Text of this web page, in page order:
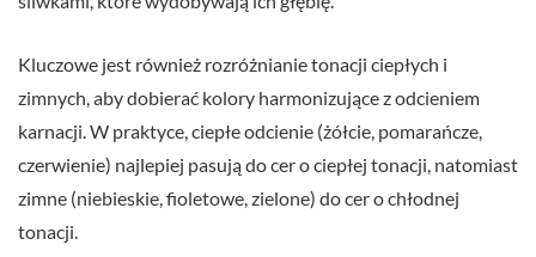
Kluczowe jest również rozróżnianie tonacji ciepłych i
zimnych, aby dobierać kolory harmonizujące z odcieniem
karnacji. W praktyce, ciepłe odcienie (żółcie, pomarańcze,
czerwienie) najlepiej pasują do cer o ciepłej tonacji, natomiast
zimne (niebieskie, fioletowe, zielone) do cer o chłodnej
tonacji.